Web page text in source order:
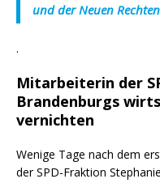
und der Neuen
.
Mitarbeiterin der
Brandenburgs
vernichten
Wenige Tage nach dem
der SPD-Fraktion